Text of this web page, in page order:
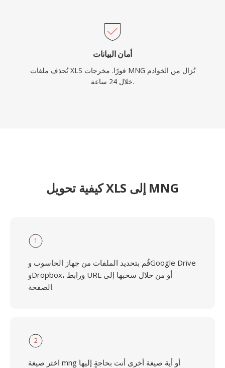
أمان البيانات
تُحذف ملفات XLS فورًا. مخرجات MNG تُزال من الخوادم
خلال 24 ساعة.
كيفية تحويل XLS إلى MNG
1
قُم بتحديد الملفات من جهاز الحاسوب وGoogle Drive
وDropbox، ورابط URL أو من خلال سحبها إلى
الصفحة.
2
اختر صيغة mng أو أية صيغة أخرى أنت بحاجةٍ إليها